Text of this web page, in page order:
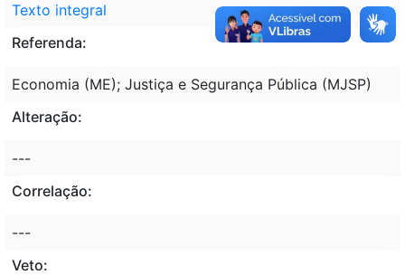
Texto integral
Referenda:
Economia (ME); Justiça e Segurança Pública (MJSP)
Alteração:
---
Correlação:
---
Veto: